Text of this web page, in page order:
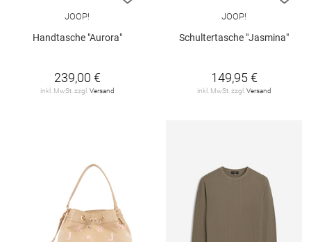
JOOP!
Handtasche "Aurora"
239,00 €
inkl. MwSt. zzgl. Versand
JOOP!
Schultertasche "Jasmina"
149,95 €
inkl. MwSt. zzgl. Versand